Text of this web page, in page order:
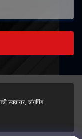
स्क्वायर, चांगपिंग